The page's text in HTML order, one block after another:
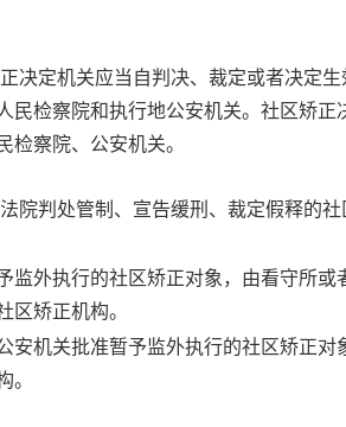
决定机关应当自判决、裁定或者决定
民检察院和执行地公安机关。社区矫
检察院、公安机关。
院判处管制、宣告缓刑、裁定假释的
监外执行的社区矫正对象，由看守所
区矫正机构。
安机关批准暂予监外执行的社区矫正
。